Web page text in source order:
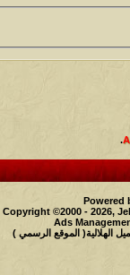
.
Powered
Copyright ©2000 - 2026,
Ads
الهلالية( الموقع الرسمي )